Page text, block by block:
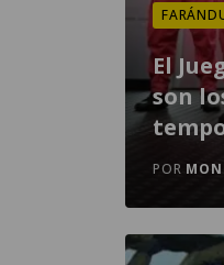
El
son
POR